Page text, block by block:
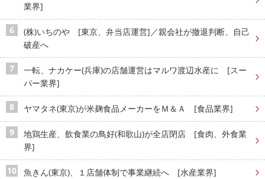
業界]
(株)いちのや [東京、弁当店運営]／親会社が撤退判断、自己
破産へ
一転、ナカケー(兵庫)の店舗運営はマルワ渡辺水産に [スー
パー業界]
ヤマタネ(東京)が米麹食品メーカーをＭ＆Ａ [食品業界]
地鶏生産、飲食業の鳥好(和歌山)が全店閉店 [食肉、外食業
界]
魚きん(東京)、１店舗体制で事業継続へ [水産業界]